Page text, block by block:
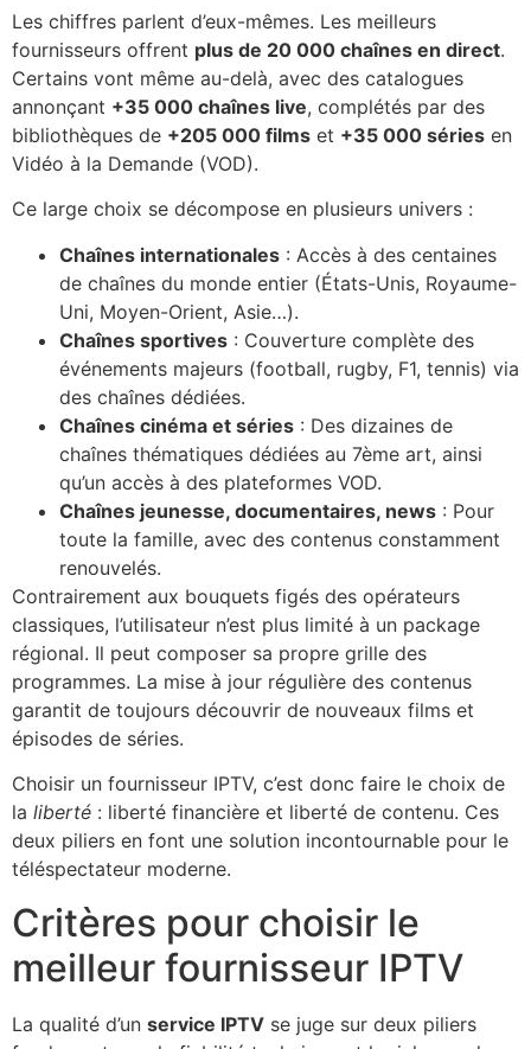
Les chiffres parlent d’eux-mêmes. Les meilleurs
fournisseurs offrent plus de 20 000 chaînes en direct.
Certains vont même au-delà, avec des catalogues
annonçant +35 000 chaînes live, complétés par des
bibliothèques de +205 000 films et +35 000 séries en
Vidéo à la Demande (VOD).
Ce large choix se décompose en plusieurs univers :
Chaînes internationales : Accès à des centaines
de chaînes du monde entier (États-Unis, Royaume-
Uni, Moyen-Orient, Asie…).
Chaînes sportives : Couverture complète des
événements majeurs (football, rugby, F1, tennis) via
des chaînes dédiées.
Chaînes cinéma et séries : Des dizaines de
chaînes thématiques dédiées au 7ème art, ainsi
qu’un accès à des plateformes VOD.
Chaînes jeunesse, documentaires, news : Pour
toute la famille, avec des contenus constamment
renouvelés.
Contrairement aux bouquets figés des opérateurs
classiques, l’utilisateur n’est plus limité à un package
régional. Il peut composer sa propre grille des
programmes. La mise à jour régulière des contenus
garantit de toujours découvrir de nouveaux films et
épisodes de séries.
Choisir un fournisseur IPTV, c’est donc faire le choix de
la liberté : liberté financière et liberté de contenu. Ces
deux piliers en font une solution incontournable pour le
téléspectateur moderne.
Critères pour choisir le
meilleur fournisseur IPTV
La qualité d’un service IPTV se juge sur deux piliers